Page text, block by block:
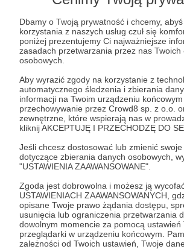
Dbamy o Twoją prywatność i chcemy,
korzystania z naszych usług czuł się
poniżej prezentujemy Ci najważniejsze
zasadach przetwarzania przez nas Twoich
osobowych.
Aby wyrazić zgody na korzystanie z
automatycznego śledzenia i zbierania
informacji na Twoim urządzeniu końcowym
przechowywanie przez Crowd8 sp. z o.o.
zewnętrzne, które wspierają nas w
kliknij AKCEPTUJĘ I PRZECHODZĘ DO
Jeśli chcesz dostosować lub zmienić
dotyczące zbierania danych osobowych,
"USTAWIENIA ZAAWANSOWANE".
Zgoda jest dobrowolna i możesz ją
USTAWIENIACH ZAAWANSOWANYCH,
opisane Twoje prawo żądania dostępu,
usunięcia lub ograniczenia przetwarzania
dowolnym momencie za pomocą ustawień
przeglądarki w urządzeniu końcowym.
zależności od Twoich ustawień, Twoje
12.05.2025 ● Brak komentarzy
(Nie)pamięć
Ukraina „przykryła” doświadczenie
Wschodzie przekierował uwagę opinii
Michał Wróblewski IS UMK
+5